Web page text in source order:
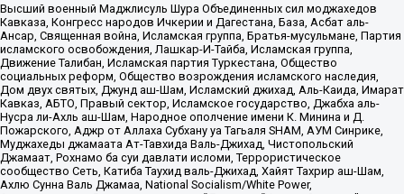
Высший военный Маджлисуль Шура Объединенных сил моджахедов
Кавказа, Конгресс народов Ичкерии и Дагестана, База, Асбат аль-
Ансар, Священная война, Исламская группа, Братья-мусульмане, Партия
исламского освобождения, Лашкар-И-Тайба, Исламская группа,
Движение Талибан, Исламская партия Туркестана, Общество
социальных реформ, Общество возрождения исламского наследия,
Дом двух святых, Джунд аш-Шам, Исламский джихад, Аль-Каида, Имарат
Кавказ, АБТО, Правый сектор, Исламское государство, Джабха аль-
Нусра ли-Ахль аш-Шам, Народное ополчение имени К. Минина и Д.
Пожарского, Аджр от Аллаха Субхану уа Тагьаля SHAM, АУМ Синрике,
Муджахеды джамаата Ат-Тавхида Валь-Джихад, Чистопольский
Джамаат, Рохнамо ба суи давлати исломи, Террористическое
сообщество Сеть, Катиба Таухид валь-Джихад, Хайят Тахрир аш-Шам,
Ахлю Сунна Валь Джамаа, National Socialism/White Power,